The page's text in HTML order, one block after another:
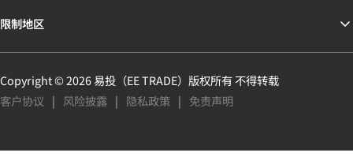
限制地区
Copyright ©2026易投（EE TRADE）版权所有 不得转载
客户协议 | 风险披露 | 隐私政策 | 免责声明